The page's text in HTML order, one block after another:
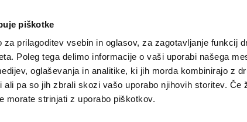
piškotke
za prilagoditev vsebin in oglasov, za zagotavljanje funkcij
Poleg tega delimo informacije o vaši uporabi našega
oglaševanja in analitike, ki jih morda kombinirajo z
ali pa so jih zbrali skozi vašo uporabo njihovih storitev. Če
morate strinjati z uporabo piškotkov.
NOVICE TRŽAŠKA GORIŠKA KULTURA ŠPORT
Stephen Hawking